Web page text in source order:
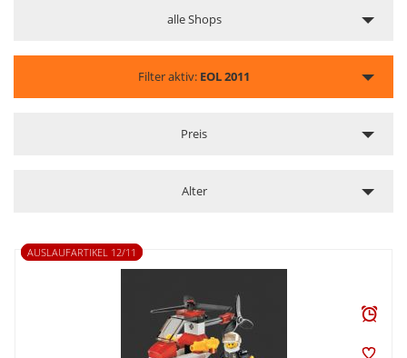
alle Shops
Filter aktiv: EOL 2011
Preis
Alter
AUSLAUFARTIKEL 12/11